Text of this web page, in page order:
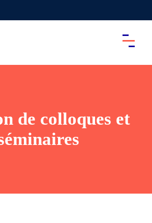
de colloques et